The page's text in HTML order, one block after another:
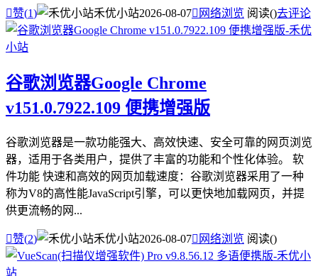
赞(1) 禾优小站2026-08-07 网络浏览 阅读()去评论
谷歌浏览器Google Chrome
v151.0.7922.109 便携增强版
谷歌浏览器是一款功能强大、高效快速、安全可靠的网页浏览
器，适用于各类用户，提供了丰富的功能和个性化体验。 软
件功能 快速和高效的网页加载速度：谷歌浏览器采用了一种
称为V8的高性能JavaScript引擎，可以更快地加载网页，并提
供更流畅的网...
赞(2) 禾优小站2026-08-07 网络浏览 阅读()